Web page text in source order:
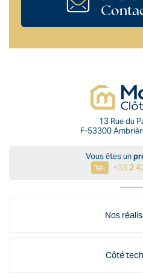
13 Rue du
F-53300
Vous êtes un
Tel. +33 2
Nos
Côté